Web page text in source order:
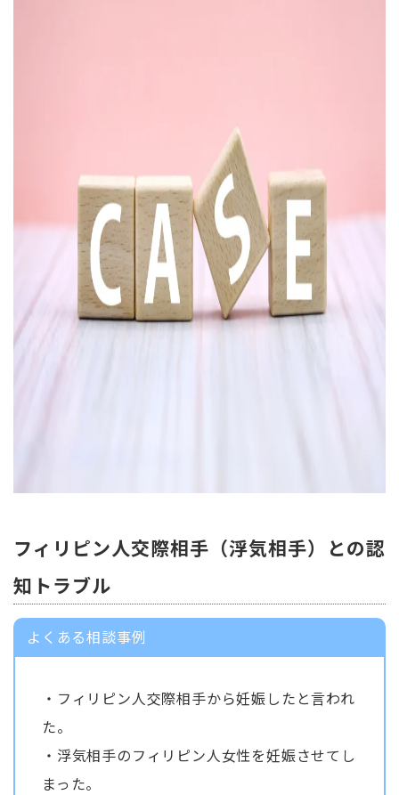
フィリピン人交際相手（浮気相手）との認
知トラブル
よくある相談事例
・フィリピン人交際相手から妊娠したと言われ
た。
・浮気相手のフィリピン人女性を妊娠させてし
まった。